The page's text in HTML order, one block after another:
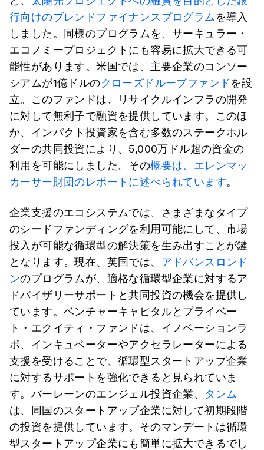
行向けのブレンドファイナンスプログラム を導入
しました。同様のプログラムを、サーキュラー・
エコノミープロジェクトにも容易に拡大できる可
能性があります。米国では、主要企業のコンソー
シアムが1億ドルのクローズドループファンドを設
立。このファンドは、リサイクルインフラの開発
に対して無利子で融資を提供しています。このほ
か、インパクト投資家を含む多数のステークホル
ダーの共同投資により、5,000万ドル超の資金の
利用を可能にしました。その概要は、エレンマッ
カーサー財団のレポートに述べられています。
企業支援のエコシステムでは、さまざまなタイプ
のシードファンディングを利用可能にして、市場
投入が可能な循環型の解決策を生み出すことが鍵
となります。現在、英国では、 アドバンスロンド
ンのプログラムが、適格な循環型企業に対するア
ドバイザリーサポートと共同投資の機会を提供し
ています。ベンチャーキャピタルとプライベー
ト・エクイティ・ファンドは、イノベーションラ
ボ、インキュベーターやアクセラレーターによる
支援を受けることで、循環型スタートアップ企業
に対するサポートを強化できると見られていま
す。バーレーンのエンジェル投資企業、 タンム
は、同国のスタートアップ企業に対して初期段階
の投資を提供しています。そのマンデートは循環
型スタートアップ企業にも簡単に拡大できるでし